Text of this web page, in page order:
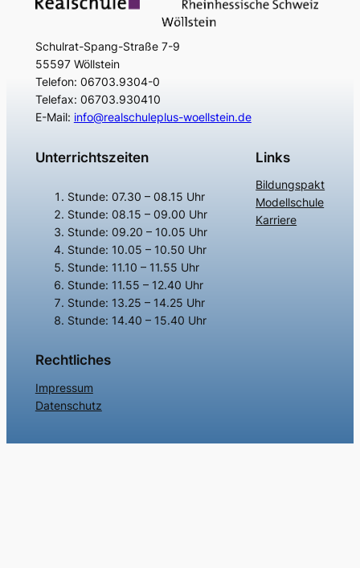
Schulrat-Spang-Straße 7-9
55597 Wöllstein
Telefon: 06703.9304-0
Telefax: 06703.930410
E-Mail: info@realschuleplus-woellstein.de
Unterrichtszeiten
Stunde: 07.30 – 08.15 Uhr
Stunde: 08.15 – 09.00 Uhr
Stunde: 09.20 – 10.05 Uhr
Stunde: 10.05 – 10.50 Uhr
Stunde: 11.10 – 11.55 Uhr
Stunde: 11.55 – 12.40 Uhr
Stunde: 13.25 – 14.25 Uhr
Stunde: 14.40 – 15.40 Uhr
Links
Bildungspakt
Modellschule
Karriere
Rechtliches
Impressum
Datenschutz